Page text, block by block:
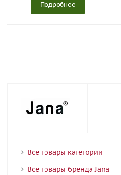
Подробнее
Все товары категории
Все товары бренда Jana